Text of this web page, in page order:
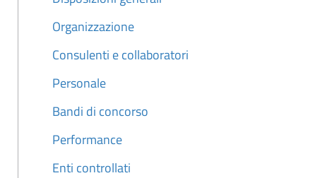
Organizzazione
Consulenti e collaboratori
Personale
Bandi di concorso
Performance
Enti controllati